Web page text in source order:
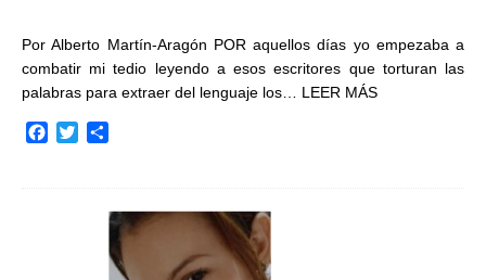
Por Alberto Martín-Aragón POR aquellos días yo empezaba a
combatir mi tedio leyendo a esos escritores que torturan las
palabras para extraer del lenguaje los… LEER MÁS
a
t